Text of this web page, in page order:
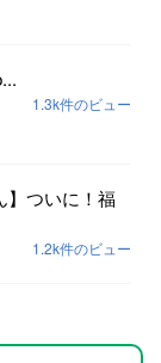
1.3k件のビュー
】ついに！福
1.2k件のビュー